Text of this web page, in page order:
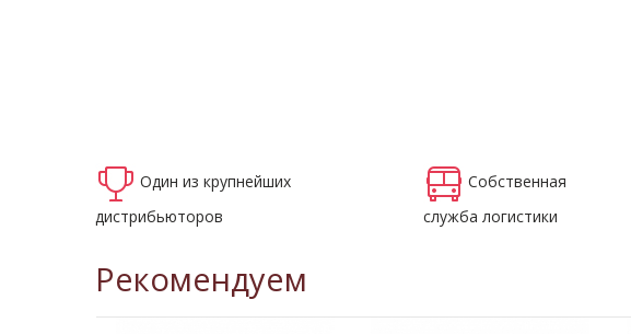
Один из крупнейших
дистрибьюторов
Собственная
служба логистики
Рекомендуем